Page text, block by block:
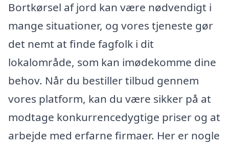
Bortkørsel af jord kan være nødvendigt i
mange situationer, og vores tjeneste gør
det nemt at finde fagfolk i dit
lokalområde, som kan imødekomme dine
behov. Når du bestiller tilbud gennem
vores platform, kan du være sikker på at
modtage konkurrencedygtige priser og at
arbejde med erfarne firmaer. Her er nogle